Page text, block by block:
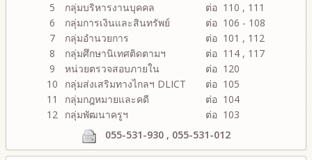
5
กลุ่มบริหารงานบุคคล
ต่อ 110 , 111
6
กลุ่มการเงินและสินทรัพย์
ต่อ 106 - 108
7
กลุ่มอำนวยการ
ต่อ 101 , 112
8
กลุ่มศึกษานิเทศติดตามฯ
ต่อ 114 , 117
9
หน่วยตรวจสอบภายใน
ต่อ 120
10
กลุ่มส่งเสริมทางไกลฯ DLICT
ต่อ 105
11
กลุ่มกฎหมายและคดี
ต่อ 104
12 กลุ่มพัฒนาครูฯ
ต่อ 103
055-531-930 , 055-531-012